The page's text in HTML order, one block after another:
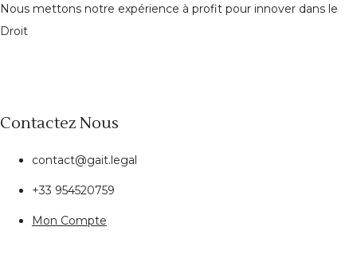
Nous mettons notre expérience à profit pour innover dans le
Droit
Contactez Nous
contact@gait.legal
+33 954520759
Mon Compte